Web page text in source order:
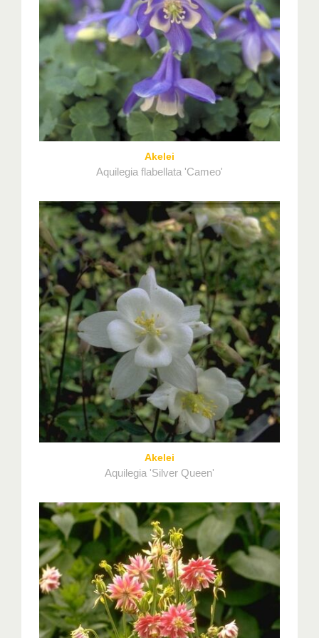
Akelei
Aquilegia flabellata 'Cameo'
Akelei
Aquilegia 'Silver Queen'